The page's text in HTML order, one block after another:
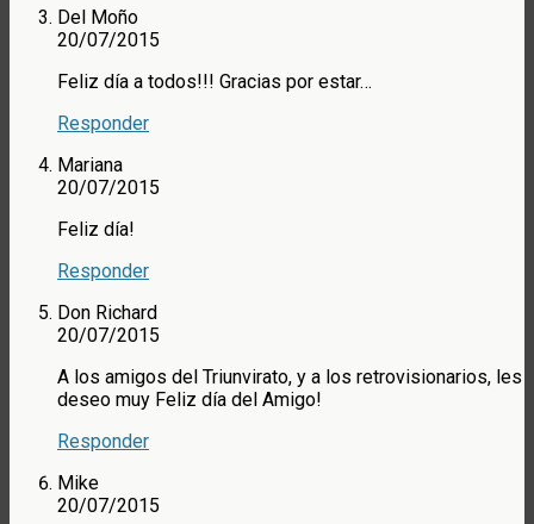
Del Moño
20/07/2015
Feliz día a todos!!! Gracias por estar…
Responder
Mariana
20/07/2015
Feliz día!
Responder
Don Richard
20/07/2015
A los amigos del Triunvirato, y a los retrovisionarios, les
deseo muy Feliz día del Amigo!
Responder
Mike
20/07/2015